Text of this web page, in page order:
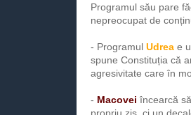
Programul său pare
nepreocupat de
- Programul Udrea e
spune Constituția că
agresivitate care în
- Macovei încearcă